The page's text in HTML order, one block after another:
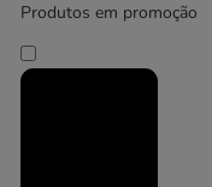
Produtos em promoção